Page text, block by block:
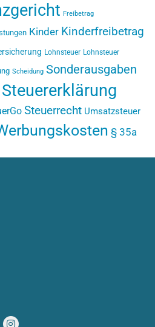
Freibetrag
Kinder Kinderfreibetrag
Lohnsteuer Lohnsteuer
Scheidung Sonderausgaben
Steuererklärung
Steuerrecht Umsatzsteuer
§ 35a
Instagram